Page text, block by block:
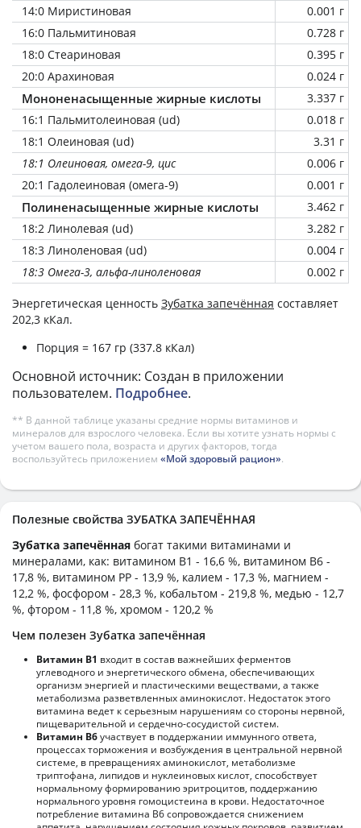
14:0 Миристиновая
0.001 г
16:0 Пальмитиновая
0.728 г
18:0 Стеариновая
0.395 г
20:0 Арахиновая
0.024 г
Мононенасыщенные жирные кислоты
3.337 г
16:1 Пальмитолеиновая (ud)
0.018 г
18:1 Олеиновая (ud)
3.31 г
18:1 Олеиновая, омега-9, цис
0.006 г
20:1 Гадолеиновая (омега-9)
0.001 г
Полиненасыщенные жирные кислоты
3.462 г
18:2 Линолевая (ud)
3.282 г
18:3 Линоленовая (ud)
0.004 г
18:3 Омега-3, альфа-линоленовая
0.002 г
Энергетическая ценность Зубатка запечённая составляет
202,3 кКал.
Порция = 167 гр (337.8 кКал)
Основной источник: Создан в приложении
пользователем. Подробнее.
** В данной таблице указаны средние нормы витаминов и
минералов для взрослого человека. Если вы хотите узнать нормы с
учетом вашего пола, возраста и других факторов, тогда
воспользуйтесь приложением «Мой здоровый рацион».
Полезные свойства ЗУБАТКА ЗАПЕЧЁННАЯ
Зубатка запечённая богат такими витаминами и
минералами, как: витамином B1 - 16,6 %, витамином B6 -
17,8 %, витамином PP - 13,9 %, калием - 17,3 %, магнием -
12,2 %, фосфором - 28,3 %, кобальтом - 219,8 %, медью - 12,7
%, фтором - 11,8 %, хромом - 120,2 %
Чем полезен Зубатка запечённая
Витамин В1 входит в состав важнейших ферментов
углеводного и энергетического обмена, обеспечивающих
организм энергией и пластическими веществами, а также
метаболизма разветвленных аминокислот. Недостаток этого
витамина ведет к серьезным нарушениям со стороны нервной,
пищеварительной и сердечно-сосудистой систем.
Витамин В6участвует в поддержании иммунного ответа,
процессах торможения и возбуждения в центральной нервной
системе, в превращениях аминокислот, метаболизме
триптофана, липидов и нуклеиновых кислот, способствует
нормальному формированию эритроцитов, поддержанию
нормального уровня гомоцистеина в крови. Недостаточное
потребление витамина В6 сопровождается снижением